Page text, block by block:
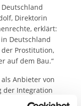
Direktorin
erklärt:
Deutschland
Prostitution,
auf dem Bau.“
Anbieter von
der Integration